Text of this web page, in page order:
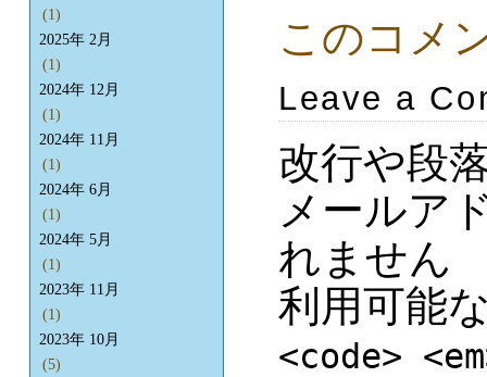
このコメ
Leave a
改行や段
メールア
れません
利用可能
<code>
(1)
2025年 2月
(1)
2024年 12月
(1)
2024年 11月
(1)
2024年 6月
(1)
2024年 5月
(1)
2023年 11月
(1)
2023年 10月
(5)